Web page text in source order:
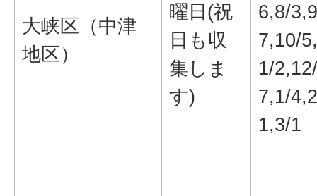
大峡区（中津
地区）
曜日(祝
日も収
集しま
す)
6,8/
7,10/
1/2,12/
7,1/
1,3/1